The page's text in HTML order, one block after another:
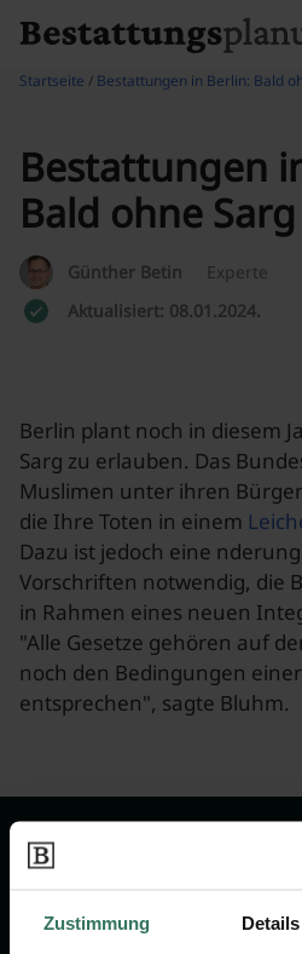
Zustimmung Details
Startseite / Bestattungen in Berlin: Bald
Bestattungen
Bald ohne
Günther Betin
Experte
Aktualisiert: 08.01.2024.
Berlin plant noch in diesem
Sarg zu erlauben. Das
Muslimen unter ihren
die Ihre Toten in einem
Dazu ist jedoch eine
Vorschriften notwendig, die
in Rahmen eines neuen
"Alle Gesetze gehören auf
noch den Bedingungen
entsprechen", sagte Bluhm.
Wir sind Ihr
Vorsorge.